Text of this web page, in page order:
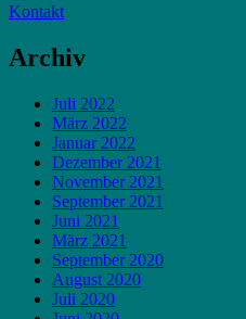
Kontakt
Archiv
Juli 2022
März 2022
Januar 2022
Dezember 2021
November 2021
September 2021
Juni 2021
März 2021
September 2020
August 2020
Juli 2020